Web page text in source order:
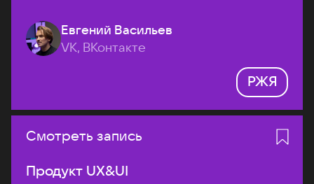
Евгений Васильев
VK, ВКонтакте
РЖЯ
Смотреть запись
Продукт UX&UI